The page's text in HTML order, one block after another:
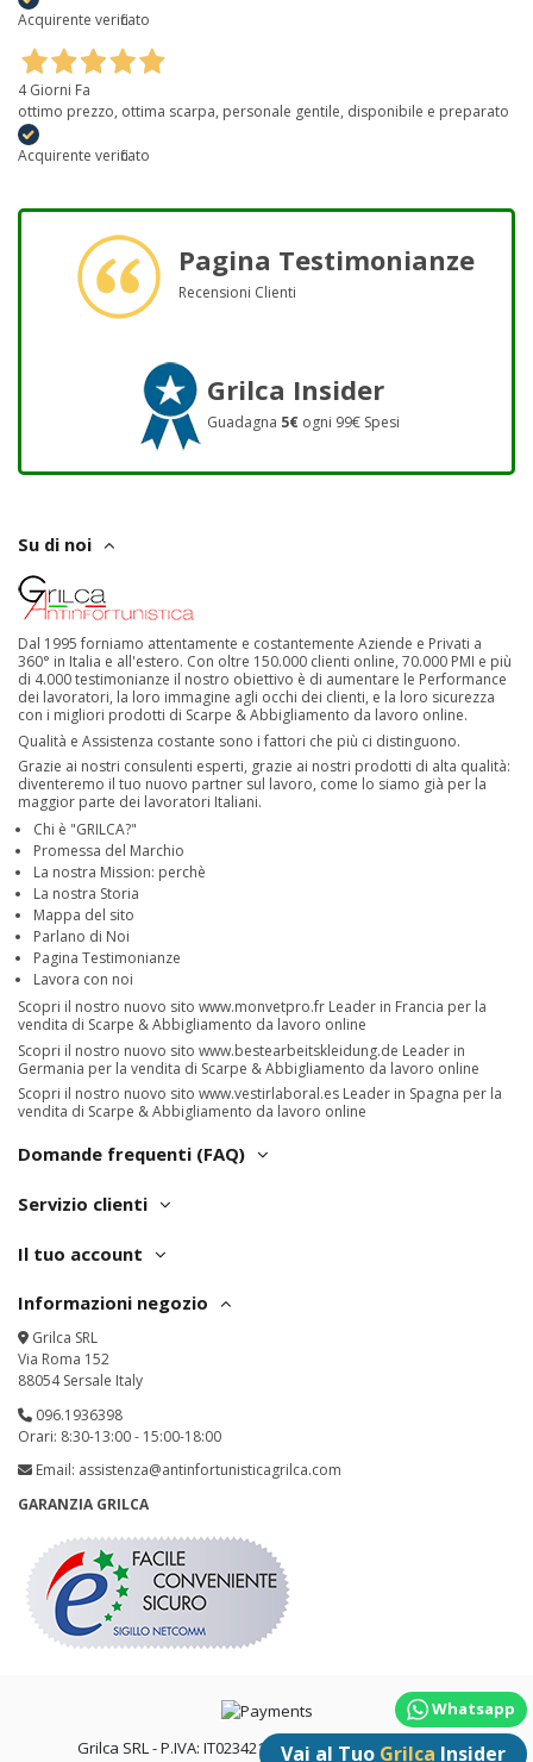
Acquirente verificato
4 Giorni Fa
ottimo prezzo, ottima scarpa, personale gentile, disponibile e preparato
Acquirente verificato
Pagina Testimonianze
Recensioni Clienti
Grilca Insider
Guadagna 5€ ogni 99€ Spesi
Su di noi
Dal 1995 forniamo attentamente e costantemente Aziende e Privati a
360° in Italia e all'estero. Con oltre 150.000 clienti online, 70.000 PMI e più
di 4.000 testimonianze il nostro obiettivo è di aumentare le Performance
dei lavoratori, la loro immagine agli occhi dei clienti, e la loro sicurezza
con i migliori prodotti di Scarpe & Abbigliamento da lavoro online.
Qualità e Assistenza costante sono i fattori che più ci distinguono.
Grazie ai nostri consulenti esperti, grazie ai nostri prodotti di alta qualità:
diventeremo il tuo nuovo partner sul lavoro, come lo siamo già per la
maggior parte dei lavoratori Italiani.
Chi è "GRILCA?"
Promessa del Marchio
La nostra Mission: perchè
La nostra Storia
Mappa del sito
Parlano di Noi
Pagina Testimonianze
Lavora con noi
Scopri il nostro nuovo sito www.monvetpro.fr Leader in Francia per la
vendita di Scarpe & Abbigliamento da lavoro online
Scopri il nostro nuovo sito www.bestearbeitskleidung.de Leader in
Germania per la vendita di Scarpe & Abbigliamento da lavoro online
Scopri il nostro nuovo sito www.vestirlaboral.es Leader in Spagna per la
vendita di Scarpe & Abbigliamento da lavoro online
Domande frequenti (FAQ)
Servizio clienti
Il tuo account
Informazioni negozio
Grilca SRL
Via Roma 152
88054 Sersale Italy
096.1936398
Orari: 8:30-13:00 - 15:00-18:00
Email: assistenza@antinfortunisticagrilca.com
GARANZIA GRILCA
Grilca SRL - P.IVA: IT02342180797 - All Rights Reserved
Whatsapp
Vai al Tuo Grilca Insider